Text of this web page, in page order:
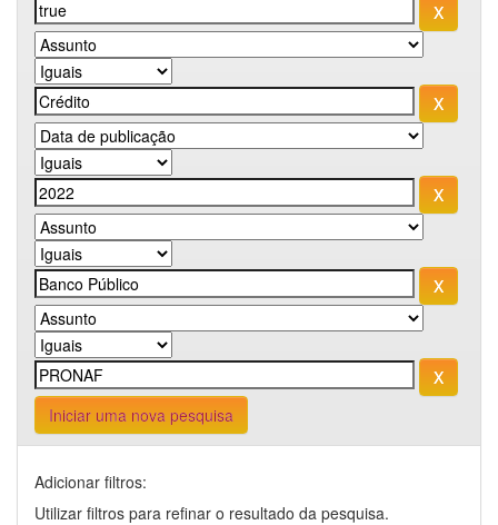
Iniciar uma nova pesquisa
Adicionar filtros:
Utilizar filtros para refinar o resultado da pesquisa.